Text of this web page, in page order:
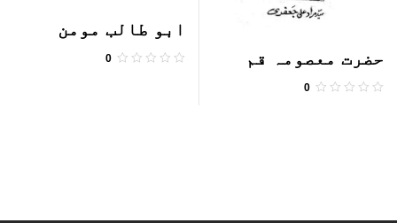
حضرت معصومہ قم
0
ابو طالب مومن
قریش
0